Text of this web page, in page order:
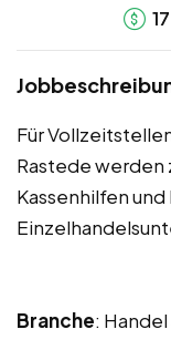
17
Für
Rastede werden
Kassenhilfen
Branche: